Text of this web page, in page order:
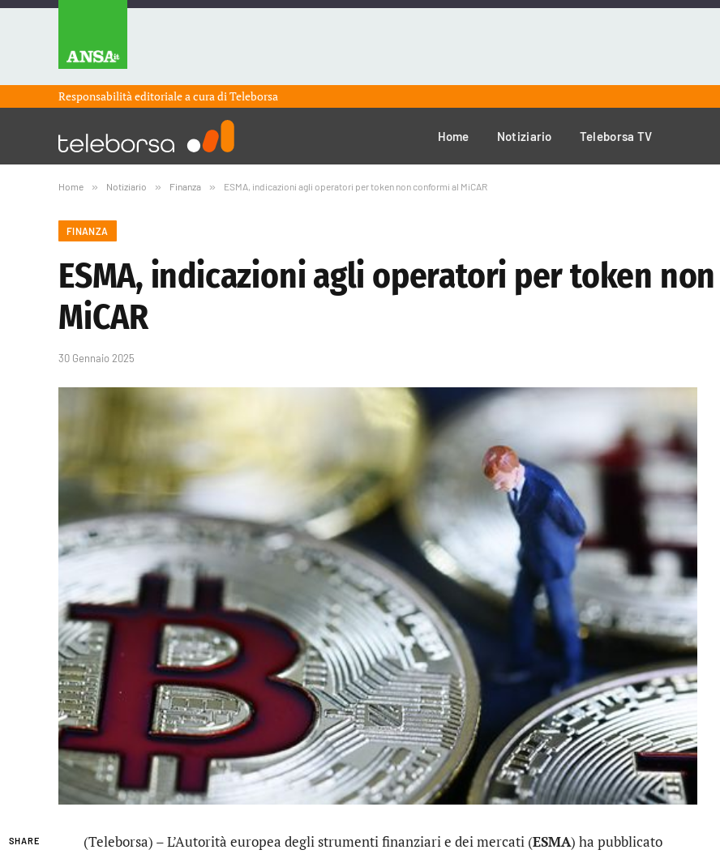
Responsabilità editoriale a cura diTeleborsa
Home Notiziario Teleborsa TV
Home » Notiziario » Finanza » ESMA, indicazioni agli operatori per token non conformi al MiCAR
FINANZA
ESMA, indicazioni agli operatori per token
MiCAR
30 Gennaio 2025
SHARE (Teleborsa) – L’Autorità europea degli strumenti finanziari e dei mercati (ESMA) ha pubblicato